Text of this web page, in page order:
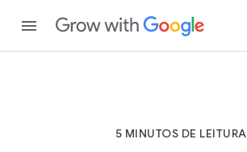
5 MINUTOS DE LEITURA